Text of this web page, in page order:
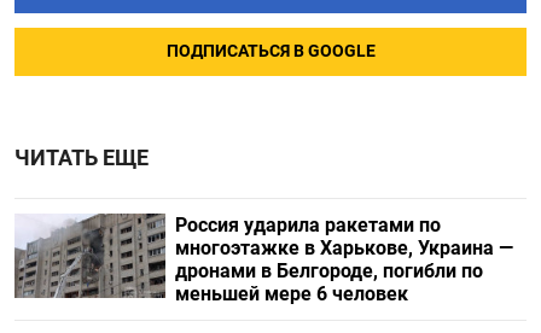
ПОДПИСАТЬСЯ В GOOGLE
ЧИТАТЬ ЕЩЕ
Россия ударила ракетами по
многоэтажке в Харькове, Украина —
дронами в Белгороде, погибли по
меньшей мере 6 человек